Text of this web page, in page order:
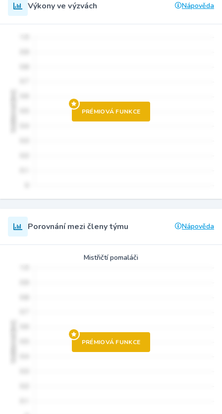
Výkony ve výzvách Nápověda
PRÉMIOVÁ FUNKCE
Porovnání mezi členy týmu Nápověda
Mistřičtí pomaláči
PRÉMIOVÁ FUNKCE